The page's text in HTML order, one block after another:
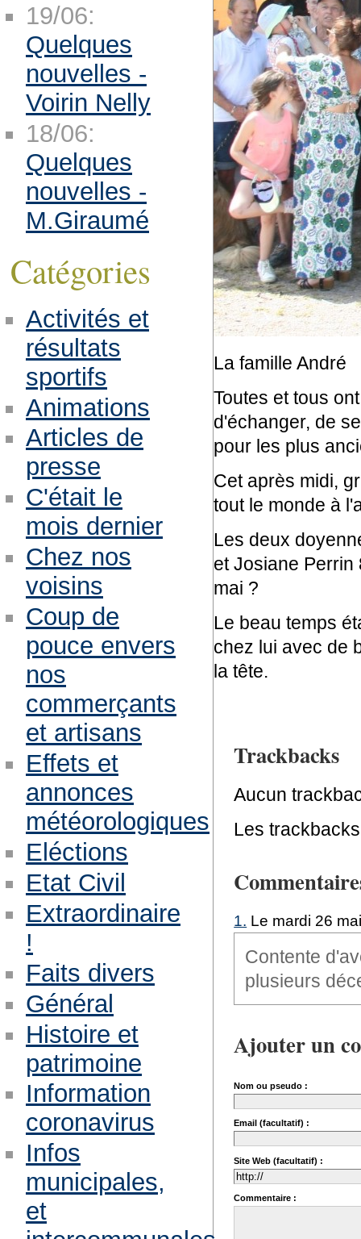
La famille André
Toutes et tous
d'échanger, de
pour les plus
Cet après midi,
tout le monde à
Les deux
et Josiane Perrin
mai ?
Le beau temps
chez lui avec de
la tête.
Trackbacks
Aucun
Les
1. Le mardi 26
Contente
plusieurs
Ajouter un
Nom ou pseudo :
Email (facultatif) :
Site Web (facultatif) :
Commentaire :
19/06:
Quelques
nouvelles -
Voirin Nelly
18/06:
Quelques
nouvelles -
M.Giraumé
Catégories
Activités et
résultats
sportifs
Animations
Articles de
presse
C'était le
mois dernier
Chez nos
voisins
Coup de
pouce envers
nos
commerçants
et artisans
Effets et
annonces
météorologiques
Eléctions
Etat Civil
Extraordinaire
!
Faits divers
Général
Histoire et
patrimoine
Information
coronavirus
Infos
municipales,
et